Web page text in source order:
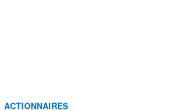
ACTIONNAIRES